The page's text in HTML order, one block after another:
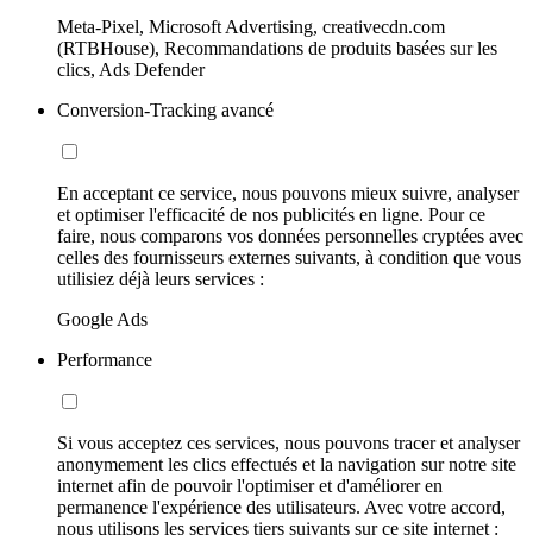
Meta-Pixel, Microsoft Advertising, creativecdn.com
(RTBHouse), Recommandations de produits basées sur les
clics, Ads Defender
Conversion-Tracking avancé
En acceptant ce service, nous pouvons mieux suivre, analyser
et optimiser l'efficacité de nos publicités en ligne. Pour ce
faire, nous comparons vos données personnelles cryptées avec
celles des fournisseurs externes suivants, à condition que vous
utilisiez déjà leurs services :
Google Ads
Performance
Si vous acceptez ces services, nous pouvons tracer et analyser
anonymement les clics effectués et la navigation sur notre site
internet afin de pouvoir l'optimiser et d'améliorer en
permanence l'expérience des utilisateurs. Avec votre accord,
nous utilisons les services tiers suivants sur ce site internet :